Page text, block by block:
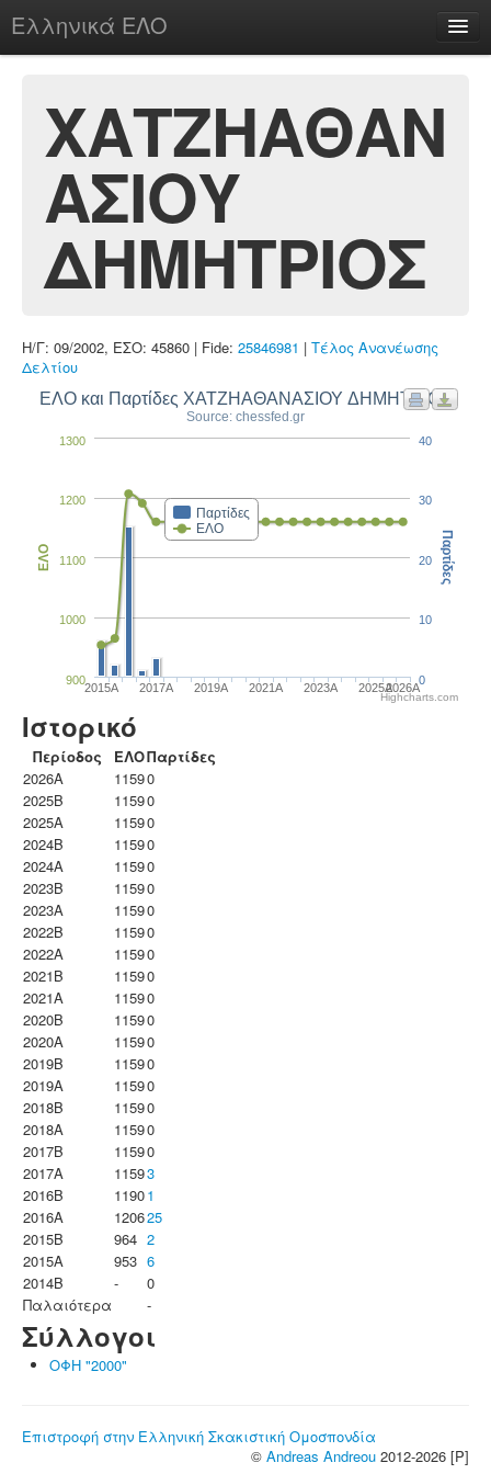
Ελληνικά ΕΛΟ
chesstu.be @ discord
Login
ΧΑΤΖΗΑΘΑΝ
ΑΣΙΟΥ
ΔΗΜΗΤΡΙΟΣ
Η/Γ: 09/2002, ΕΣΟ: 45860 | Fide: 25846981 | Τέλος Ανανέωσης
Δελτίου
ΕΛΟ και Παρτίδες ΧΑΤΖΗΑΘΑΝΑΣΙΟΥ ΔΗΜΗΤΡΙΟΣ
Source: chessfed.gr
Παρτίδες
ΕΛΟ
2015A 2017A 2019A 2021A 2023Α 2025A2026A
900
1000
1100
1200
1300
ΕΛΟ
0
10
20
30
40
Παρτίδες
Highcharts.com
Ιστορικό
Περίοδος ΕΛΟΠαρτίδες
2026A
11590
2025B
11590
2025A
11590
2024B
11590
2024A
11590
2023B
11590
2023Α
11590
2022B
11590
2022A
11590
2021B
11590
2021A
11590
2020B
11590
2020A
11590
2019B
11590
2019A
11590
2018B
11590
2018A
11590
2017B
11590
2017A
11593
2016B
11901
2016A
120625
2015B
964 2
2015A
953 6
2014B
-
0
Παλαιότερα
-
Σύλλογοι
ΟΦΗ "2000"
Επιστροφή στην Ελληνική Σκακιστική Ομοσπονδία
© Andreas Andreou 2012-2026 [P]